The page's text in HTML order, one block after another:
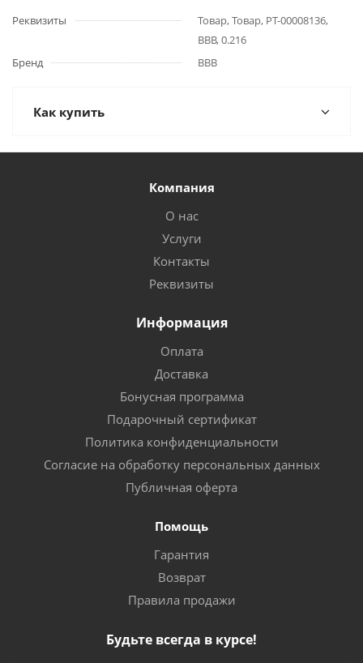
Реквизиты
Товар, Товар, РТ-00008136,
BBB, 0.216
Бренд
BBB
Как купить
Компания
О нас
Услуги
Контакты
Реквизиты
Информация
Оплата
Доставка
Бонусная программа
Подарочный сертификат
Политика конфиденциальности
Согласие на обработку персональных данных
Публичная оферта
Помощь
Гарантия
Возврат
Правила продажи
Будьте всегда в курсе!